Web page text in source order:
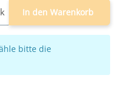
In den Warenkorb
bitte die